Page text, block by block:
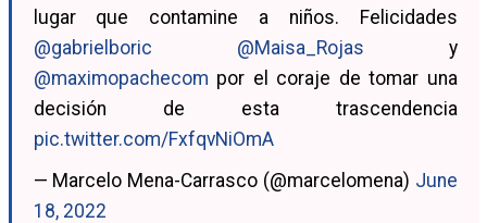
lugar que contamine a niños. Felicidades
@gabrielboric
@Maisa_Rojas y
@maximopachecom por el coraje de tomar una
decisión de esta trascendencia
pic.twitter.com/FxfqvNiOmA
— Marcelo Mena-Carrasco (@marcelomena) June
18, 2022